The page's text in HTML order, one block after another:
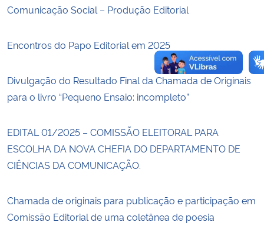
Comunicação Social – Produção Editorial
Encontros do Papo Editorial em 2025
Divulgação do Resultado Final da Chamada de Originais
para o livro “Pequeno Ensaio: incompleto”
EDITAL 01/2025 – COMISSÃO ELEITORAL PARA
ESCOLHA DA NOVA CHEFIA DO DEPARTAMENTO DE
CIÊNCIAS DA COMUNICAÇÃO.
Chamada de originais para publicação e participação em
Comissão Editorial de uma coletânea de poesia